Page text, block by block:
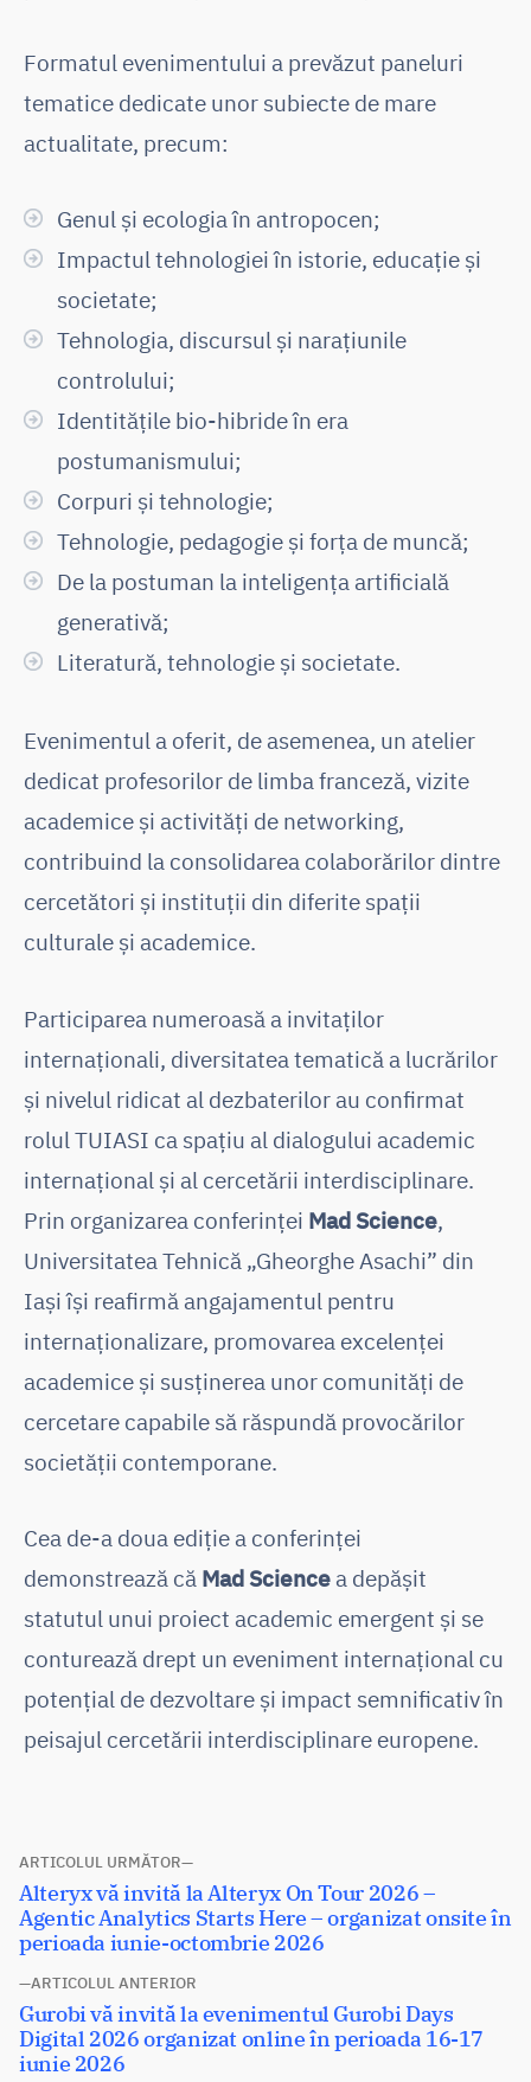
Formatul evenimentului a prevăzut paneluri
tematice dedicate unor subiecte de mare
actualitate, precum:
Genul și ecologia în antropocen;
Impactul tehnologiei în istorie, educație și
societate;
Tehnologia, discursul și narațiunile
controlului;
Identitățile bio-hibride în era
postumanismului;
Corpuri și tehnologie;
Tehnologie, pedagogie și forța de muncă;
De la postuman la inteligența artificială
generativă;
Literatură, tehnologie și societate.
Evenimentul a oferit, de asemenea, un atelier
dedicat profesorilor de limba franceză, vizite
academice și activități de networking,
contribuind la consolidarea colaborărilor dintre
cercetători și instituții din diferite spații
culturale și academice.
Participarea numeroasă a invitaților
internaționali, diversitatea tematică a lucrărilor
și nivelul ridicat al dezbaterilor au confirmat
rolul TUIASI ca spațiu al dialogului academic
internațional și al cercetării interdisciplinare.
Prin organizarea conferinței Mad Science,
Universitatea Tehnică „Gheorghe Asachi” din
Iași își reafirmă angajamentul pentru
internaționalizare, promovarea excelenței
academice și susținerea unor comunități de
cercetare capabile să răspundă provocărilor
societății contemporane.
Cea de-a doua ediție a conferinței
demonstrează că Mad Science a depășit
statutul unui proiect academic emergent și se
conturează drept un eveniment internațional cu
potențial de dezvoltare și impact semnificativ în
peisajul cercetării interdisciplinare europene.
Navigare
în
articole
ARTICOLUL ANTERIOR
Articolul
anterior:
Gurobi vă invită la evenimentul Gurobi Days
Digital 2026 organizat online în perioada 16-17
iunie 2026
ARTICOLUL URMĂTOR
Articolul
următor:
Alteryx vă invită la Alteryx On Tour 2026 –
Agentic Analytics Starts Here – organizat onsite în
perioada iunie-octombrie 2026